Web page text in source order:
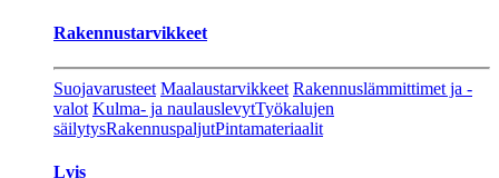
Rakennustarvikkeet
Suojavarusteet Maalaustarvikkeet Rakennuslämmittimet ja -
valot Kulma- ja naulauslevytTyökalujen
säilytysRakennuspaljutPintamateriaalit
Lvis